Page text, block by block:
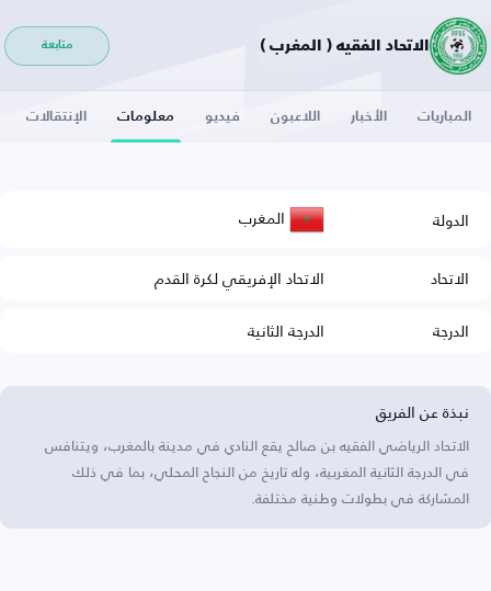
الاتحاد الفقيه ( المغرب ) متابعة
المباريات الأخبار اللاعبون فيديو معلومات الإنتقالات
الدولة المغرب
الاتحاد
الاتحاد الإفريقي لكرة القدم
الدرجة
الدرجة الثانية
نبذة عن الفريق
الاتحاد الرياضي الفقيه بن صالح يقع النادي في مدينة بالمغرب، ويتنافس
في الدرجة الثانية المغربية، وله تاريخ من النجاح المحلي، بما في ذلك
المشاركة في بطولات وطنية مختلفة.